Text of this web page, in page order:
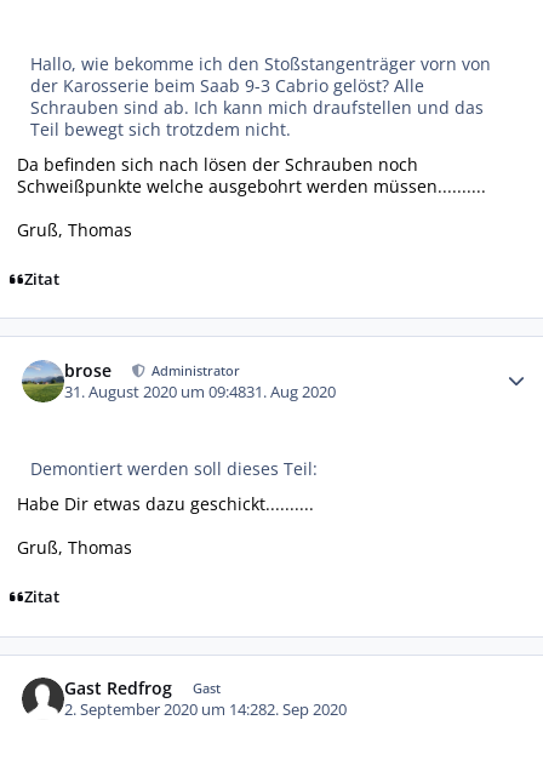
Hallo, wie bekomme ich den Stoßstangenträger vorn von
der Karosserie beim Saab 9-3 Cabrio gelöst? Alle
Schrauben sind ab. Ich kann mich draufstellen und das
Teil bewegt sich trotzdem nicht.
Da befinden sich nach lösen der Schrauben noch
Schweißpunkte welche ausgebohrt werden müssen..........
Gruß, Thomas
Zitat
brose Administrator
31. August 2020 um 09:4831. Aug 2020
Demontiert werden soll dieses Teil:
Habe Dir etwas dazu geschickt..........
Gruß, Thomas
Zitat
Gast Redfrog Gast
2. September 2020 um 14:282. Sep 2020